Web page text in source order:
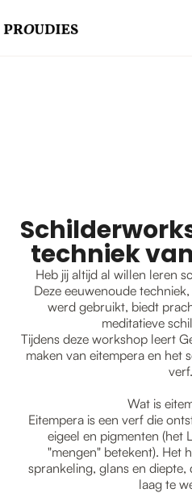
techniek
Heb jij altijd al willen leren
Deze eeuwenoude
werd gebruikt, biedt
meditatieve
Tijdens deze workshop leert
maken van eitempera en het
verf.
Wat is
Eitempera is een verf die
eigeel en pigmenten (het
"mengen" betekent). Het
sprankeling, glans en
laag te